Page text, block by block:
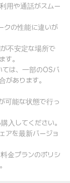
用や通話がスムー
クの性能に違いが
不安定な場所で
す。
ては、一部のOSバ
があります。
可能な状態で行っ
入してください。
アを最新バージョ
金プランのポリシ